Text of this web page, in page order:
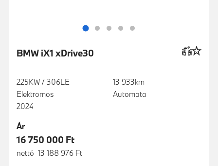
BMW iX1 xDrive30
225KW / 306LE
Elektromos
2024
13 933km
Automata
Ár
16 750 000 Ft
nettó 13 188 976 Ft